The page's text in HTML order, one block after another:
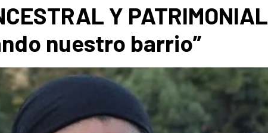
Y PATRIMONIAL
nuestro barrio”